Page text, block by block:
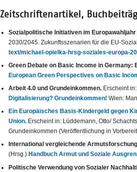
Zeitschriftenartikel,
Sozialpolitische Initiativen im
2030/2045. Zukunftsszenarien für die EU-
text/michael-opielka-hrsg-soziales-europa-
Green Debate on Basic Income in Germany:
European Green Perspectives on Basic
Arbeit 4.0 und Grundeinkommen. Erscheint
Digitalisierung? Grundeinkommen! Wien:
Ein Europäisches Basis-Kindergeld gegen
Union. Erscheint in: Lüddemann, Otto/
Grundeinkommen (Veröffentlichung in
International vergleichende
(Hrsg.) Handbuch Armut und Soziale
Politische Verwendung von Sozialer